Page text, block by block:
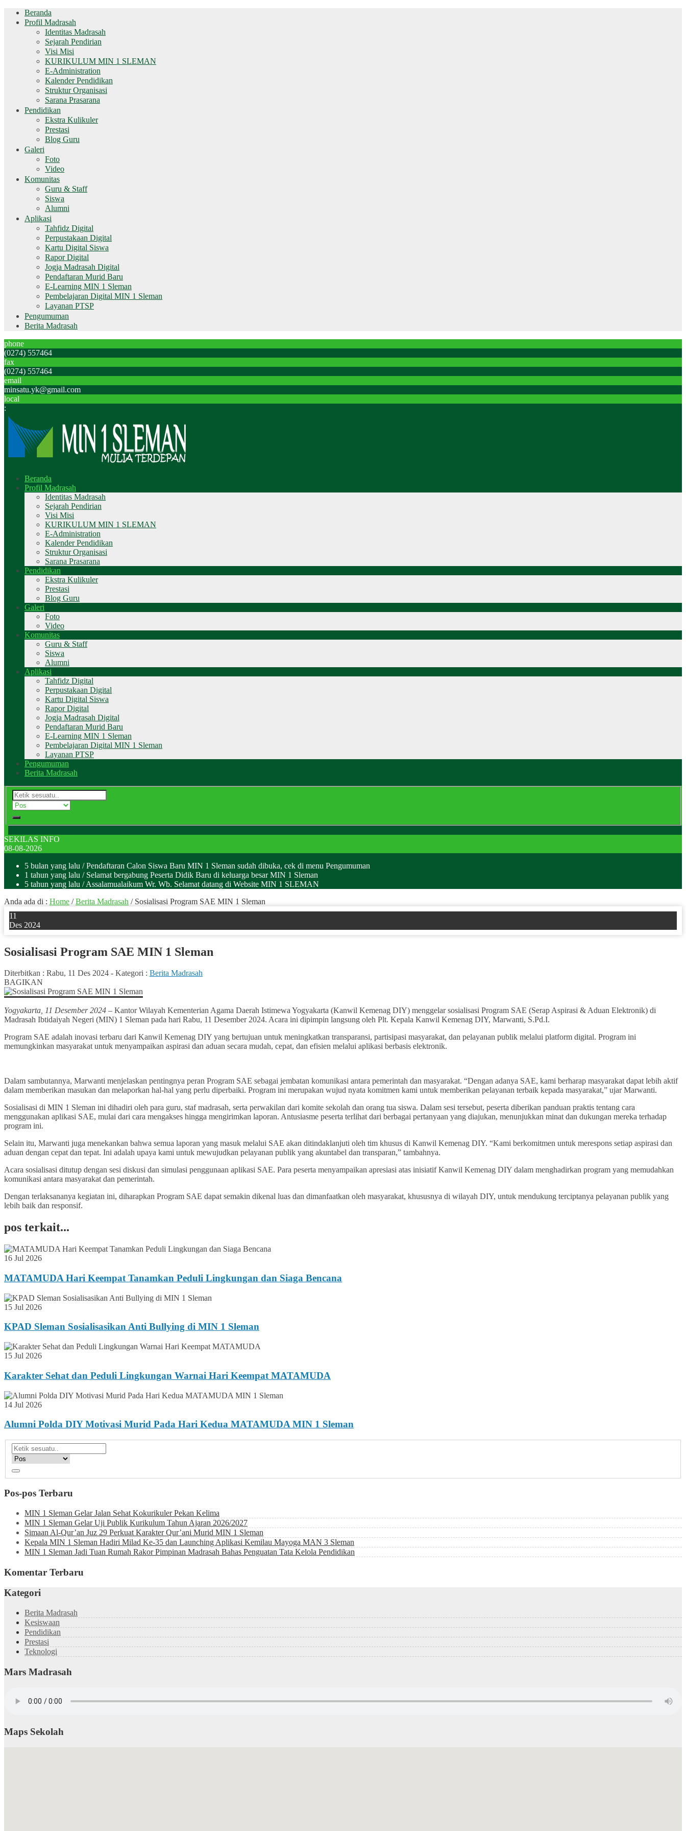
Beranda
Profil Madrasah
Identitas Madrasah
Sejarah Pendirian
Visi Misi
KURIKULUM MIN 1 SLEMAN
E-Administration
Kalender Pendidikan
Struktur Organisasi
Sarana Prasarana
Pendidikan
Ekstra Kulikuler
Prestasi
Blog Guru
Galeri
Foto
Video
Komunitas
Guru & Staff
Siswa
Alumni
Aplikasi
Tahfidz Digital
Perpustakaan Digital
Kartu Digital Siswa
Rapor Digital
Jogja Madrasah Digital
Pendaftaran Murid Baru
E-Learning MIN 1 Sleman
Pembelajaran Digital MIN 1 Sleman
Layanan PTSP
Pengumuman
Berita Madrasah
phone
(0274) 557464
fax
(0274) 557464
email
minsatu.yk@gmail.com
local
:
Beranda
Profil Madrasah
Identitas Madrasah
Sejarah Pendirian
Visi Misi
KURIKULUM MIN 1 SLEMAN
E-Administration
Kalender Pendidikan
Struktur Organisasi
Sarana Prasarana
Pendidikan
Ekstra Kulikuler
Prestasi
Blog Guru
Galeri
Foto
Video
Komunitas
Guru & Staff
Siswa
Alumni
Aplikasi
Tahfidz Digital
Perpustakaan Digital
Kartu Digital Siswa
Rapor Digital
Jogja Madrasah Digital
Pendaftaran Murid Baru
E-Learning MIN 1 Sleman
Pembelajaran Digital MIN 1 Sleman
Layanan PTSP
Pengumuman
Berita Madrasah
SEKILAS INFO
08-08-2026
5 bulan yang lalu / Pendaftaran Calon Siswa Baru MIN 1 Sleman sudah dibuka, cek di menu Pengumuman
1 tahun yang lalu / Selamat bergabung Peserta Didik Baru di keluarga besar MIN 1 Sleman
5 tahun yang lalu / Assalamualaikum Wr. Wb. Selamat datang di Website MIN 1 SLEMAN
Anda ada di : Home /Berita Madrasah / Sosialisasi Program SAE MIN 1 Sleman
11
Des 2024
Sosialisasi Program SAE MIN 1 Sleman
Diterbitkan : Rabu, 11 Des 2024 - Kategori : Berita Madrasah
BAGIKAN
Yogyakarta, 11 Desember 2024 – Kantor Wilayah Kementerian Agama Daerah Istimewa Yogyakarta (Kanwil Kemenag DIY) menggelar sosialisasi Program SAE (Serap Aspirasi & Aduan Elektronik) di
Madrasah Ibtidaiyah Negeri (MIN) 1 Sleman pada hari Rabu, 11 Desember 2024. Acara ini dipimpin langsung oleh Plt. Kepala Kanwil Kemenag DIY, Marwanti, S.Pd.I.
Program SAE adalah inovasi terbaru dari Kanwil Kemenag DIY yang bertujuan untuk meningkatkan transparansi, partisipasi masyarakat, dan pelayanan publik melalui platform digital. Program ini
memungkinkan masyarakat untuk menyampaikan aspirasi dan aduan secara mudah, cepat, dan efisien melalui aplikasi berbasis elektronik.
Dalam sambutannya, Marwanti menjelaskan pentingnya peran Program SAE sebagai jembatan komunikasi antara pemerintah dan masyarakat. “Dengan adanya SAE, kami berharap masyarakat dapat lebih aktif
dalam memberikan masukan dan melaporkan hal-hal yang perlu diperbaiki. Program ini merupakan wujud nyata komitmen kami untuk memberikan pelayanan terbaik kepada masyarakat,” ujar Marwanti.
Sosialisasi di MIN 1 Sleman ini dihadiri oleh para guru, staf madrasah, serta perwakilan dari komite sekolah dan orang tua siswa. Dalam sesi tersebut, peserta diberikan panduan praktis tentang cara
menggunakan aplikasi SAE, mulai dari cara mengakses hingga mengirimkan laporan. Antusiasme peserta terlihat dari berbagai pertanyaan yang diajukan, menunjukkan minat dan dukungan mereka terhadap
program ini.
Selain itu, Marwanti juga menekankan bahwa semua laporan yang masuk melalui SAE akan ditindaklanjuti oleh tim khusus di Kanwil Kemenag DIY. “Kami berkomitmen untuk merespons setiap aspirasi dan
aduan dengan cepat dan tepat. Ini adalah upaya kami untuk mewujudkan pelayanan publik yang akuntabel dan transparan,” tambahnya.
Acara sosialisasi ditutup dengan sesi diskusi dan simulasi penggunaan aplikasi SAE. Para peserta menyampaikan apresiasi atas inisiatif Kanwil Kemenag DIY dalam menghadirkan program yang memudahkan
komunikasi antara masyarakat dan pemerintah.
Dengan terlaksananya kegiatan ini, diharapkan Program SAE dapat semakin dikenal luas dan dimanfaatkan oleh masyarakat, khususnya di wilayah DIY, untuk mendukung terciptanya pelayanan publik yang
lebih baik dan responsif.
pos terkait...
16 Jul 2026
MATAMUDA Hari Keempat Tanamkan Peduli Lingkungan dan Siaga Bencana
15 Jul 2026
KPAD Sleman Sosialisasikan Anti Bullying di MIN 1 Sleman
15 Jul 2026
Karakter Sehat dan Peduli Lingkungan Warnai Hari Keempat MATAMUDA
14 Jul 2026
Alumni Polda DIY Motivasi Murid Pada Hari Kedua MATAMUDA MIN 1 Sleman
Pos-pos Terbaru
MIN 1 Sleman Gelar Jalan Sehat Kokurikuler Pekan Kelima
MIN 1 Sleman Gelar Uji Publik Kurikulum Tahun Ajaran 2026/2027
Simaan Al-Qur’an Juz 29 Perkuat Karakter Qur’ani Murid MIN 1 Sleman
Kepala MIN 1 Sleman Hadiri Milad Ke-35 dan Launching Aplikasi Kemilau Mayoga MAN 3 Sleman
MIN 1 Sleman Jadi Tuan Rumah Rakor Pimpinan Madrasah Bahas Penguatan Tata Kelola Pendidikan
Komentar Terbaru
Kategori
Berita Madrasah
Kesiswaan
Pendidikan
Prestasi
Teknologi
Mars Madrasah
Maps Sekolah